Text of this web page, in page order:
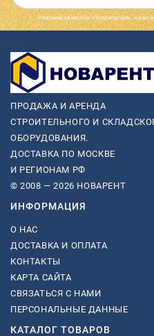
Нажимая на кнопку «Подписаться», я даю
ПРОДАЖА И АРЕНДА
СТРОИТЕЛЬНОГО И
ОБОРУДОВАНИЯ.
ДОСТАВКА ПО МОСКВЕ
И РЕГИОНАМ РФ
© 2008 — 2026 НОВАРЕНТ
ИНФОРМАЦИЯ
О НАС
ДОСТАВКА И ОПЛАТА
КОНТАКТЫ
КАРТА САЙТА
СВЯЗАТЬСЯ С НАМИ
ПЕРСОНАЛЬНЫЕ ДАННЫЕ
КАТАЛОГ ТОВАРОВ